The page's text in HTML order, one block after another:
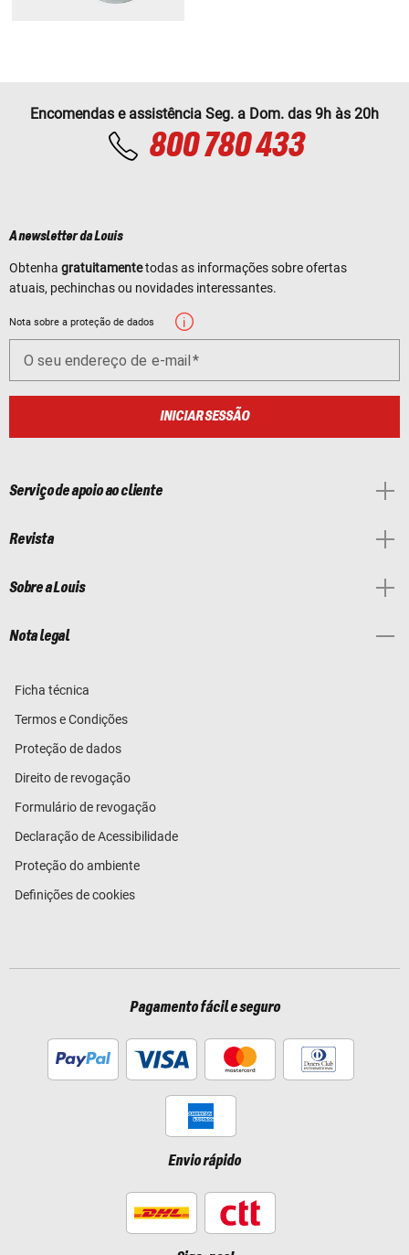
Encomendas e assistência Seg. a Dom. das 9h às 20h
800 780 433
A newsletter da Louis
Obtenha gratuitamentetodas as informações sobre ofertas
atuais, pechinchas ou novidades interessantes.
Nota sobre a proteção de dados
O seu endereço de e-mail
INICIAR SESSÃO
Serviço de apoio ao cliente
Revista
Sobre a Louis
Nota legal
Ficha técnica
Termos e Condições
Proteção de dados
Direito de revogação
Formulário de revogação
Declaração de Acessibilidade
Proteção do ambiente
Definições de cookies
Pagamento fácil e seguro
Envio rápido